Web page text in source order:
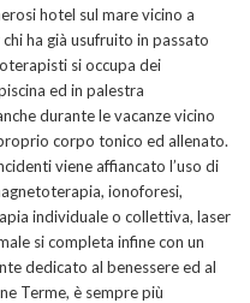
hotel sul mare vicino a
ha già usufruito in passato
si occupa dei
ed in palestra
durante le vacanze vicino
corpo tonico ed allenato.
viene affiancato l’uso di
ionoforesi,
individuale o collettiva, laser
si completa infine con un
dedicato al benessere ed al
Terme, è sempre più